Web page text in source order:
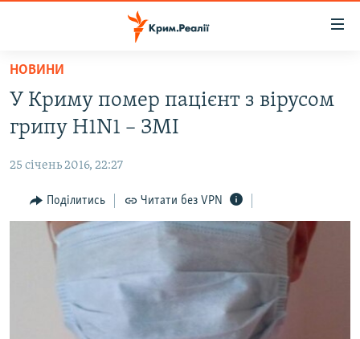
Перейти
основного
матеріалу
Перейти
до
навігації
Перейти
ВОДА.КРИМ
ВІДЕО ТА ФОТО
ПОЛІТИКА
БЛОГИ
ПОГЛЯД
ІНТЕРВ'Ю
СПЕЦПРОЕКТИ
НОВИНИ
У Криму помер пацієнт з вірусом
грипу H1N1 – ЗМІ
25 січень 2016, 22:27
Поділитись Читати без VPN